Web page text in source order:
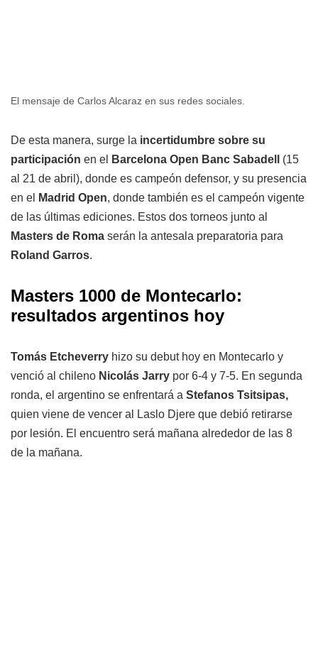
El mensaje de Carlos Alcaraz en sus redes sociales.
De esta manera, surge la incertidumbre sobre su
participación en el Barcelona Open Banc Sabadell (15
al 21 de abril), donde es campeón defensor, y su presencia
en el
Madrid Open, donde también es el campeón vigente
de las últimas ediciones. Estos dos torneos junto al
Masters de Roma serán la antesala preparatoria para
Roland Garros.
Masters 1000 de Montecarlo:
resultados argentinos hoy
Tomás Etcheverry hizo su debut hoy en Montecarlo y
venció al chileno Nicolás Jarry por 6-4 y 7-5. En segunda
ronda, el argentino se enfrentará a Stefanos Tsitsipas,
quien viene de vencer al Laslo Djere que debió retirarse
por lesión. El encuentro será mañana alrededor de las 8
de la mañana.